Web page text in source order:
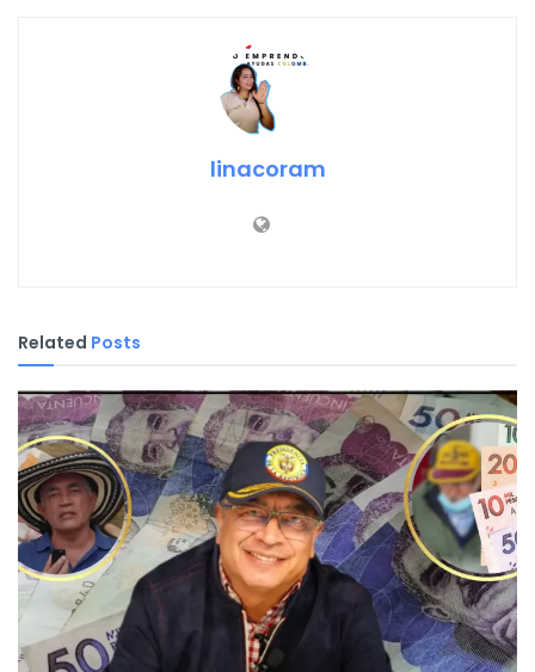
linacoram
Related Posts